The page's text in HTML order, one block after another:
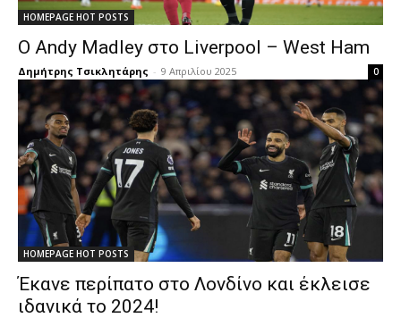
HOMEPAGE HOT POSTS
Ο Andy Madley στο Liverpool – West Ham
Δημήτρης Τσικλητάρης - 9 Απριλίου 2025 0
HOMEPAGE HOT POSTS
Έκανε περίπατο στο Λονδίνο και έκλεισε
ιδανικά το 2024!